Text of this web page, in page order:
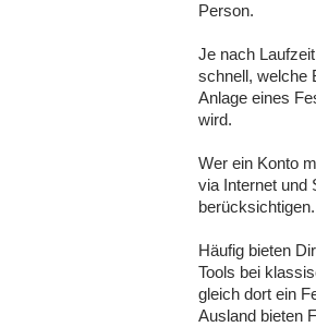
Person.
Je nach
schnell, welche
Anlage eines
wird.
Wer ein Konto
via Internet und
berücksichtigen.
Häufig bieten
Tools bei
gleich dort ein
Ausland bieten